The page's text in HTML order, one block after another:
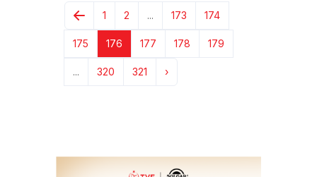
1 2 ... 173 174
175 176 177 178 179
... 320 321 ›